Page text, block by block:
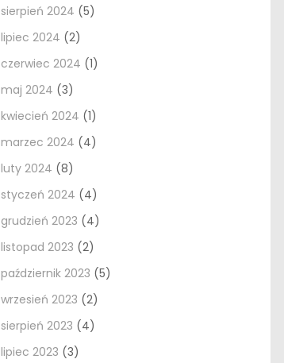
sierpień 2024 (5)
lipiec 2024 (2)
czerwiec 2024 (1)
maj 2024 (3)
kwiecień 2024 (1)
marzec 2024 (4)
luty 2024 (8)
styczeń 2024 (4)
grudzień 2023 (4)
listopad 2023 (2)
październik 2023 (5)
wrzesień 2023 (2)
sierpień 2023 (4)
lipiec 2023 (3)